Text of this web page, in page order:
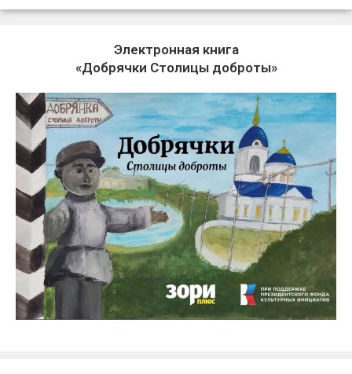
Электронная книга
«Добрячки Столицы доброты»